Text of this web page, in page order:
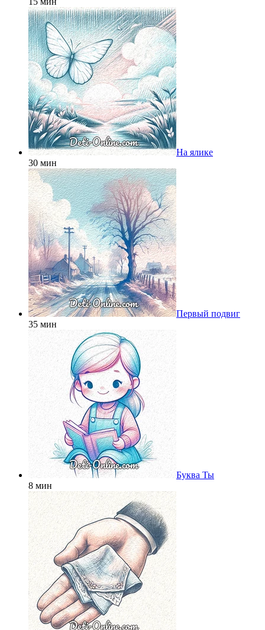
На ялике
30 мин
Первый подвиг
35 мин
Буква Ты
8 мин